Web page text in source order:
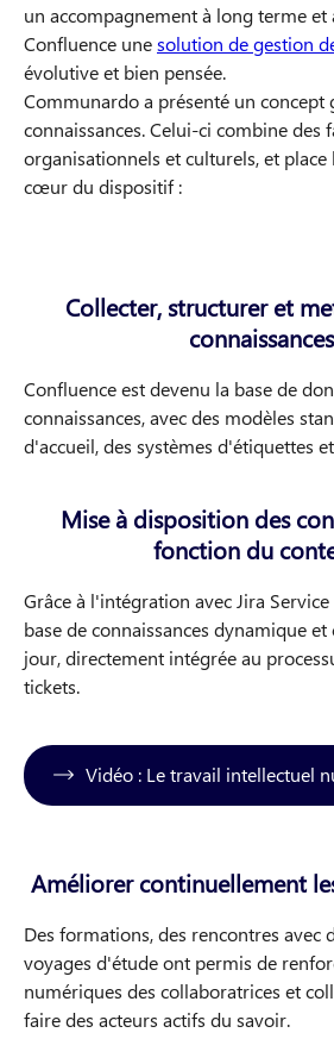
un accompagnement à long terme
Confluence unesolution de gestion
évolutive et bien pensée.
Communardo a présenté un concept
connaissances. Celui-ci combine des
organisationnels et culturels, et place
cœur du dispositif :
Collecter, structurer et
Confluence est devenu la base de
connaissances, avec des modèles
d'accueil, des systèmes d'étiquettes
Mise à disposition des
fonction du
Grâce à l'intégration avec Jira
base de connaissances dynamique
jour, directement intégrée au
tickets.
Vidéo : Le travail intellectuel
Améliorer continuellement
Des formations, des rencontres avec
voyages d'étude ont permis de
numériques des collaboratrices et
faire des acteurs actifs du savoir.